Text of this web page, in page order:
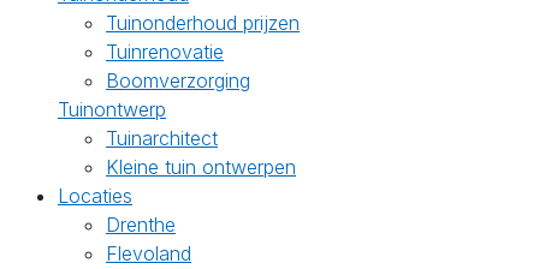
Tuinonderhoud prijzen
Tuinrenovatie
Boomverzorging
Tuinontwerp
Tuinarchitect
Kleine tuin ontwerpen
Locaties
Drenthe
Flevoland